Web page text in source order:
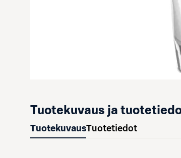
Tuotekuvaus ja
TuotekuvausTuotetiedot